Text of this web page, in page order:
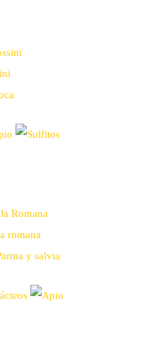
romana
y salvia